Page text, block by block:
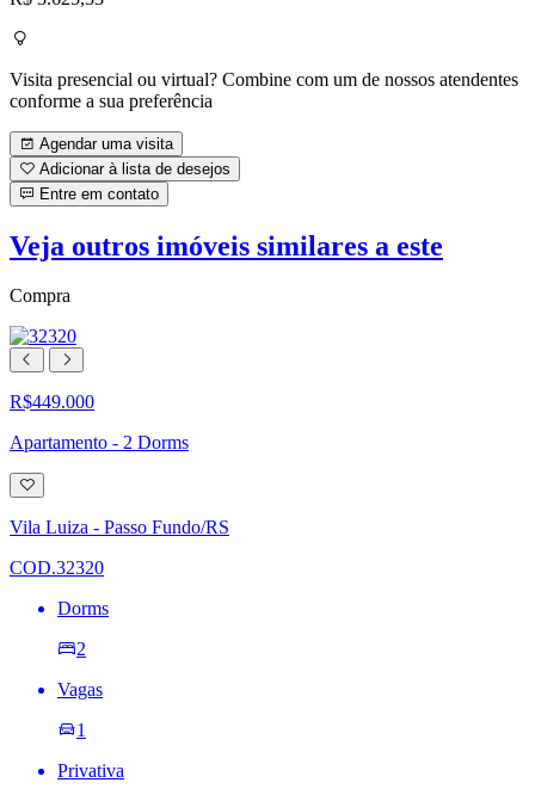
Visita presencial ou virtual? Combine com um de nossos atendentes
conforme a sua preferência
Agendar uma visita
Adicionar à lista de desejos
Entre em contato
Veja outros imóveis similares a este
Compra
R$449.000
Apartamento - 2 Dorms
Adicionar
à
lista
de
Vila Luiza - Passo Fundo/RS
COD.32320
Dorms
2
Vagas
1
Privativa